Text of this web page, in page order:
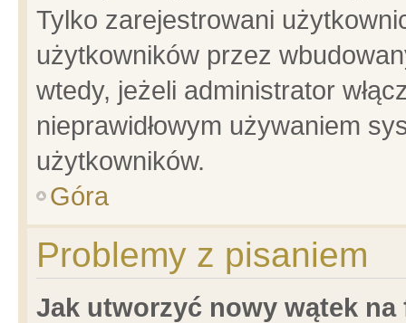
Tylko zarejestrowani
użytkowników przez
wtedy, jeżeli administrator
nieprawidłowym używaniem
użytkowników.
Góra
Problemy z pisaniem
Jak utworzyć nowy wątek na